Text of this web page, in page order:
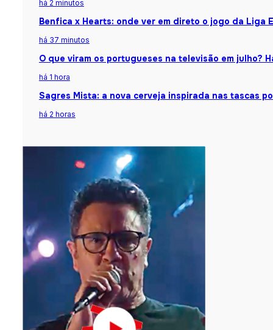
há 2 minutos
Benfica x Hearts: onde ver em direto o jogo da Liga
há 37 minutos
O que viram os portugueses na televisão em julho?
há 1 hora
Sagres Mista: a nova cerveja inspirada nas tascas
há 2 horas